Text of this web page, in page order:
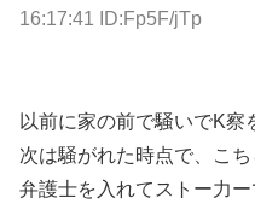
16:17:41 ID:Fp5F/jTp
以前に家の前で騒いでK察
次は騒がれた時点で、こ
弁護士を入れてストー力